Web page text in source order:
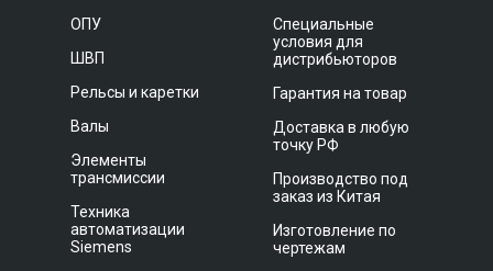
ОПУ
ШВП
Рельсы и каретки
Валы
Элементы
трансмиссии
Техника
автоматизации
Siemens
Специальные
условия для
дистрибьюторов
Гарантия на товар
Доставка в любую
точку РФ
Производство под
заказ из Китая
Изготовление по
чертежам